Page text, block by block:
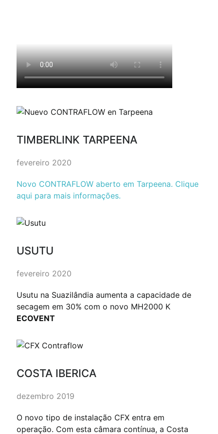
TIMBERLINK TARPEENA
fevereiro 2020
Novo CONTRAFLOW aberto em Tarpeena. Clique
aqui para mais informações.
USUTU
fevereiro 2020
Usutu na Suazilândia aumenta a capacidade de
secagem em 30% com o novo MH2000 K
ECOVENT
COSTA IBERICA
dezembro 2019
O novo tipo de instalação CFX entra em
operação. Com esta câmara contínua, a Costa